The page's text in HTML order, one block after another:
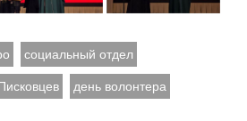
социальный отдел
день волонтера